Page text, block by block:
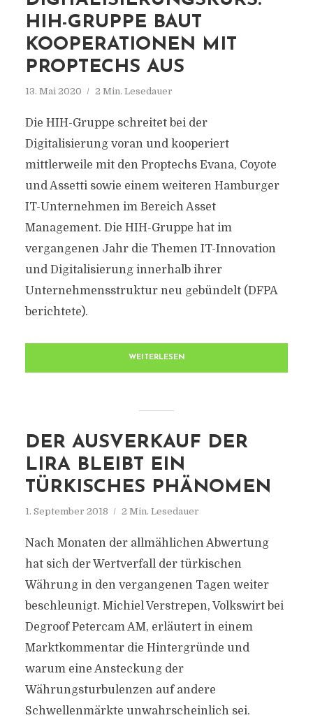
HIH-GRUPPE BAUT
KOOPERATIONEN MIT
PROPTECHS AUS
13. Mai 2020 2 Min. Lesedauer
Die HIH-Gruppe schreitet bei der
Digitalisierung voran und kooperiert
mittlerweile mit den Proptechs Evana, Coyote
und Assetti sowie einem weiteren Hamburger
IT-Unternehmen im Bereich Asset
Management. Die HIH-Gruppe hat im
vergangenen Jahr die Themen IT-Innovation
und Digitalisierung innerhalb ihrer
Unternehmensstruktur neu gebündelt (DFPA
berichtete).
WEITERLESEN
DER AUSVERKAUF DER
LIRA BLEIBT EIN
TÜRKISCHES PHÄNOMEN
1. September 2018 2 Min. Lesedauer
Nach Monaten der allmählichen Abwertung
hat sich der Wertverfall der türkischen
Währung in den vergangenen Tagen weiter
beschleunigt. Michiel Verstrepen, Volkswirt bei
Degroof Petercam AM, erläutert in einem
Marktkommentar die Hintergründe und
warum eine Ansteckung der
Währungsturbulenzen auf andere
Schwellenmärkte unwahrscheinlich sei.